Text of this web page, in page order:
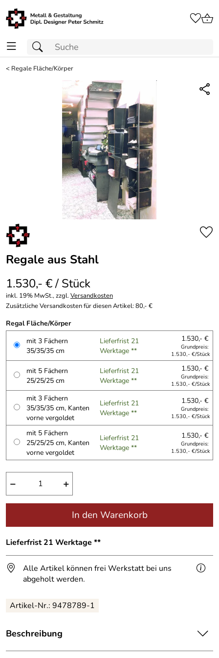
< Regale Fläche/Körper
Regale aus Stahl
1.530,- € / Stück
inkl. 19% MwSt., zzgl.Versandkosten
Zusätzliche Versandkosten für diesen Artikel: 80,- €
Regal Fläche/Körper
mit 3 Fächern
35/35/35 cm
Lieferfrist 21
Werktage **
1.530,- €
Grundpreis:
1.530,- €/Stück
mit 5 Fächern
25/25/25 cm
Lieferfrist 21
Werktage **
1.530,- €
Grundpreis:
1.530,- €/Stück
mit 3 Fächern
35/35/35 cm, Kanten
vorne vergoldet
Lieferfrist 21
Werktage **
1.530,- €
Grundpreis:
1.530,- €/Stück
mit 5 Fächern
25/25/25 cm, Kanten
vorne vergoldet
Lieferfrist 21
Werktage **
1.530,- €
Grundpreis:
1.530,- €/Stück
− +
In den Warenkorb
Lieferfrist 21 Werktage **
Alle Artikel können frei Werkstatt bei uns
abgeholt werden.
Artikel-Nr.: 9478789-1
Beschreibung
Stahlregale, "Secreto"